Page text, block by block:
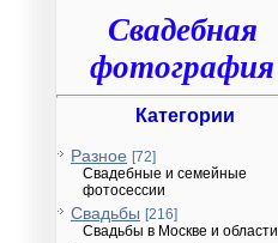
Свадебная
фотография
Категории
Разное [72]
Свадебные и семейные
фотосессии
Свадьбы [216]
Свадьбы в Москве и области